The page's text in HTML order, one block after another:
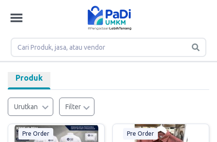
Produk
Urutkan Filter
Pre Order Pre Order